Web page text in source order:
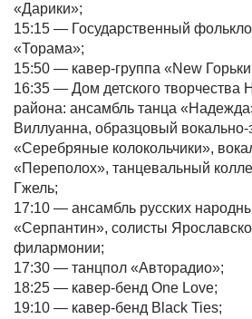
«Дарики»;
15:15 — Государственный
«Торама»;
15:50 — кавер-группа «New
16:35 — Дом детского творчества
района: ансамбль танца
Виллуанна, образцовый вокально-
«Серебряные колокольчики»,
«Переполох», танцевальный
Гжель;
17:10 — ансамбль русских
«Серпантин», солисты
филармонии;
17:30 — танцпол «Авторадио»;
18:25 — кавер-бенд One Love;
19:10 — кавер-бенд Black Ties;